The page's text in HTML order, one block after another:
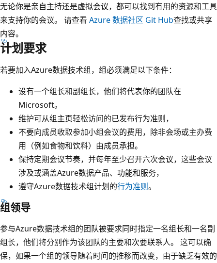
无论你是亲自主持还是虚拟会议，都可以找到有用的资源和工具
来支持你的会议。 请查看 Azure 数据社区 Git Hub查找或共享
内容。
计划要求
若要加入Azure数据技术组，组必须满足以下条件：
设有一个组长和副组长，他们将代表你的团队在
Microsoft。
维护可从组主页轻松访问的已发布行为准则，
不要向成员收取参加小组会议的费用，除非会场或主办费
用（例如食物和饮料）由成员承担。
保持定期会议节奏，并每年至少召开六次会议，这些会议
涉及或涵盖Azure数据产品、功能和服务，
遵守Azure数据技术组计划的行为准则。
组领导
参与Azure数据技术组的团队被要求同时指定一名组长和一名副
组长，他们将分别作为该团队的主要和次要联系人。 这可以确
保，如果一个组的领导随着时间的推移而改变，由于缺乏有效的